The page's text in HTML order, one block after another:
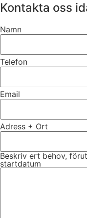
Kontakta oss
Namn
Telefon
Email
Adress + Ort
Beskriv ert behov,
startdatum